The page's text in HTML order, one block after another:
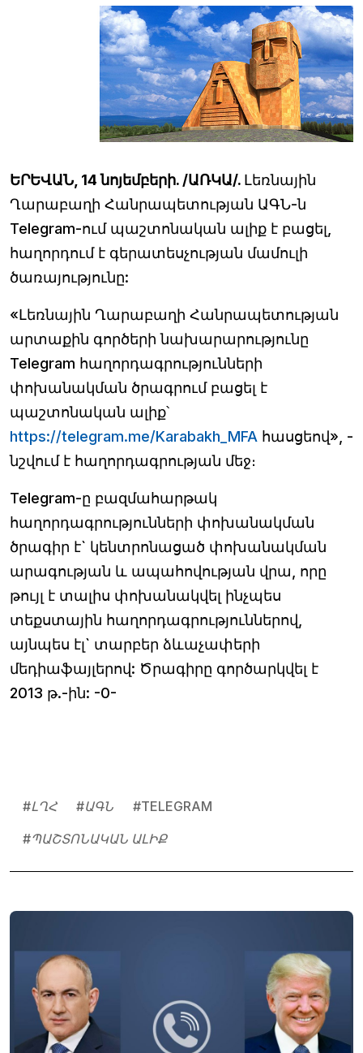
ԵՐԵՎԱՆ, 14 նոյեմբերի. /ԱՌԿԱ/. Լեռնային
Ղարաբաղի Հանրապետության ԱԳՆ-ն
Telegram-ում պաշտոնական ալիք է բացել,
հաղորդում է գերատեսչության մամուլի
ծառայությունը:
«Լեռնային Ղարաբաղի Հանրապետության
արտաքին գործերի նախարարությունը
Telegram հաղորդագրությունների
փոխանակման ծրագրում բացել է
պաշտոնական ալիք՝
https://telegram.me/Karabakh_MFA հասցեով», -
նշվում է հաղորդագրության մեջ։
Telegram-ը բազմահարթակ
հաղորդագրությունների փոխանակման
ծրագիր է` կենտրոնացած փոխանակման
արագության և ապահովության վրա, որը
թույլ է տալիս փոխանակվել ինչպես
տեքստային հաղորդագրություններով,
այնպես էլ` տարբեր ձևաչափերի
մեդիաֆայլերով: Ծրագիրը գործարկվել է
2013 թ.-ին: -0-
#ԼՂՀ #ԱԳՆ #TELEGRAM
#ՊԱՇՏՈՆԱԿԱՆ ԱԼԻՔ